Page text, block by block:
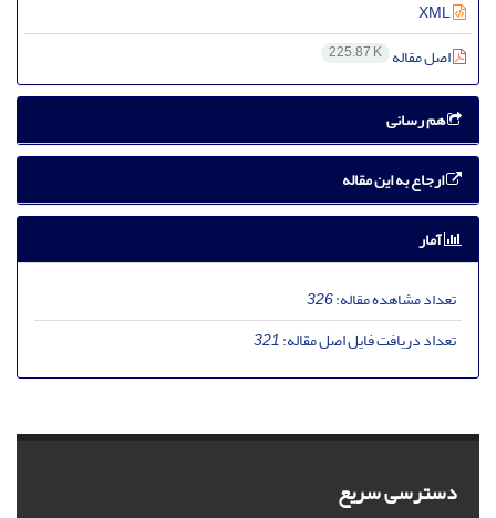
اصل مقاله 225.87 K
هم رسانی
ارجاع به این مقاله
آمار
تعداد مشاهده مقاله:326
تعداد دریافت فایل اصل مقاله:321
دسترسی سریع